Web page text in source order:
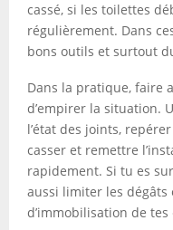
cassé, si les toilettes
régulièrement. Dans
bons outils et surtout
Dans la pratique, faire
d’empirer la situation.
l’état des joints,
casser et remettre
rapidement. Si tu es
aussi limiter les
d’immobilisation de